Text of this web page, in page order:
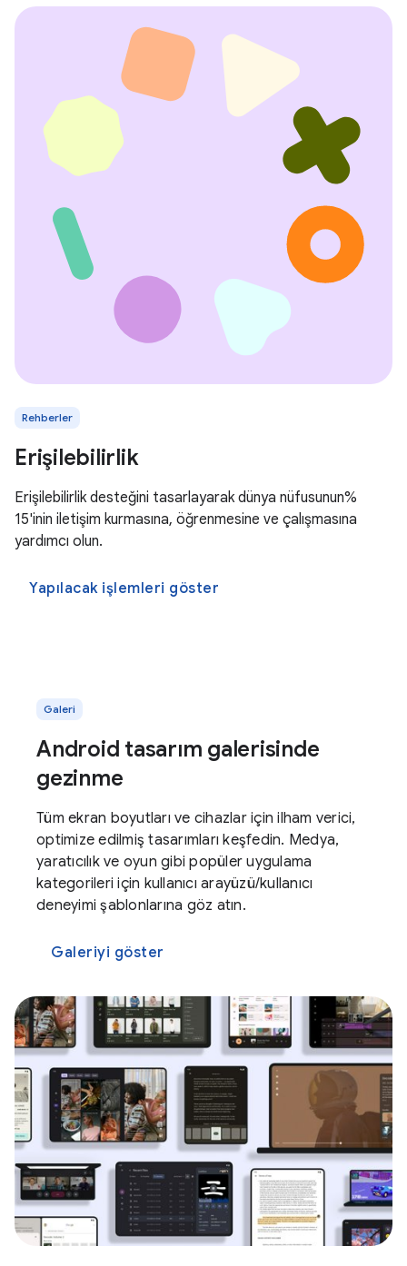
Rehberler
Erişilebilirlik
Erişilebilirlik desteğini tasarlayarak dünya nüfusunun%
15'inin iletişim kurmasına, öğrenmesine ve çalışmasına
yardımcı olun.
Yapılacak işlemleri göster
Galeri
Android tasarım galerisinde
gezinme
Tüm ekran boyutları ve cihazlar için ilham verici,
optimize edilmiş tasarımları keşfedin. Medya,
yaratıcılık ve oyun gibi popüler uygulama
kategorileri için kullanıcı arayüzü/kullanıcı
deneyimi şablonlarına göz atın.
Galeriyi göster